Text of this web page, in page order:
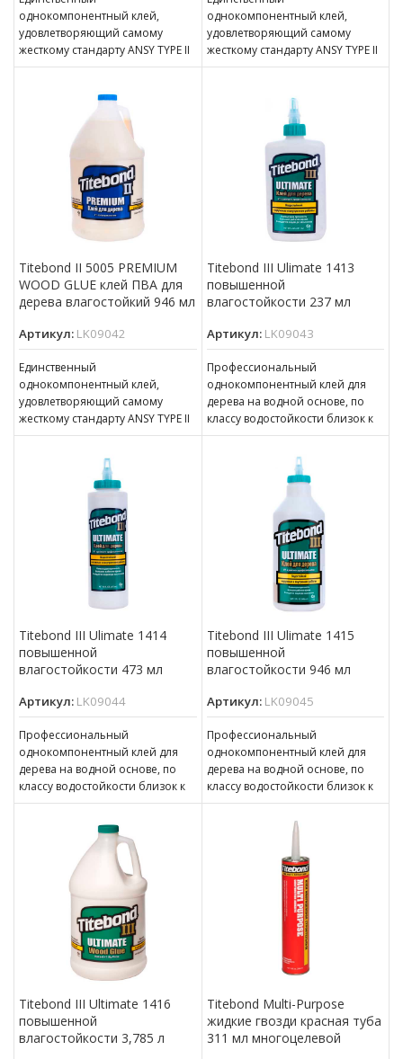
однокомпонентный клей,
удовлетворяющий самому
жесткому стандарту ANSY TYPE II
по влагостойкости
начальное схватывание и малое
время прессования
Обеспечивает прочность
однокомпонентный клей,
удовлетворяющий самому
жесткому стандарту ANSY TYPE II
по влагостойкости
начальное схватывание и малое
время прессования
Обеспечивает прочность
Titebond II 5005 PREMIUM
WOOD GLUE клей ПВА для
дерева влагостойкий 946 мл
Артикул: LK09042
Единственный
однокомпонентный клей,
удовлетворяющий самому
жесткому стандарту ANSY TYPE II
по влагостойкости
начальное схватывание и малое
время прессования
Обеспечивает прочность
Titebond III Ulimate 1413
повышенной
влагостойкости 237 мл
Артикул: LK09043
Профессиональный
однокомпонентный клей для
дерева на водной основе, по
классу водостойкости близок к
D4 Идеален для внутреннего и
Titebond III Ulimate 1414
повышенной
влагостойкости 473 мл
Артикул: LK09044
Профессиональный
однокомпонентный клей для
дерева на водной основе, по
классу водостойкости близок к
D4 Идеален для внутреннего и
Titebond III Ulimate 1415
повышенной
влагостойкости 946 мл
Артикул: LK09045
Профессиональный
однокомпонентный клей для
дерева на водной основе, по
классу водостойкости близок к
D4 Идеален для внутреннего и
наружного использования
Titebond III Ultimate 1416
повышенной
влагостойкости 3,785 л
Titebond Multi-Purpose
жидкие гвозди красная туба
311 мл многоцелевой